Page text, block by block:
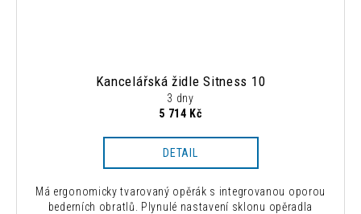
Kancelářská židle Sitness 10
3 dny
5 714 Kč
DETAIL
Má ergonomicky tvarovaný opěrák s integrovanou oporou
bederních obratlů. Plynulé nastavení sklonu opěradla